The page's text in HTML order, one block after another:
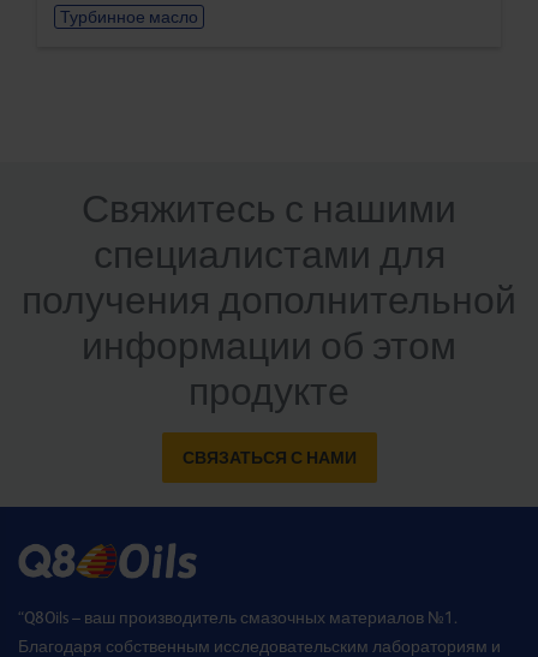
Турбинное масло
Свяжитесь с нашими
специалистами для
получения дополнительной
информации об этом
продукте
СВЯЗАТЬСЯ С НАМИ
“Q8Oils – ваш производитель смазочных материалов №1.
Благодаря собственным исследовательским лабораториям и